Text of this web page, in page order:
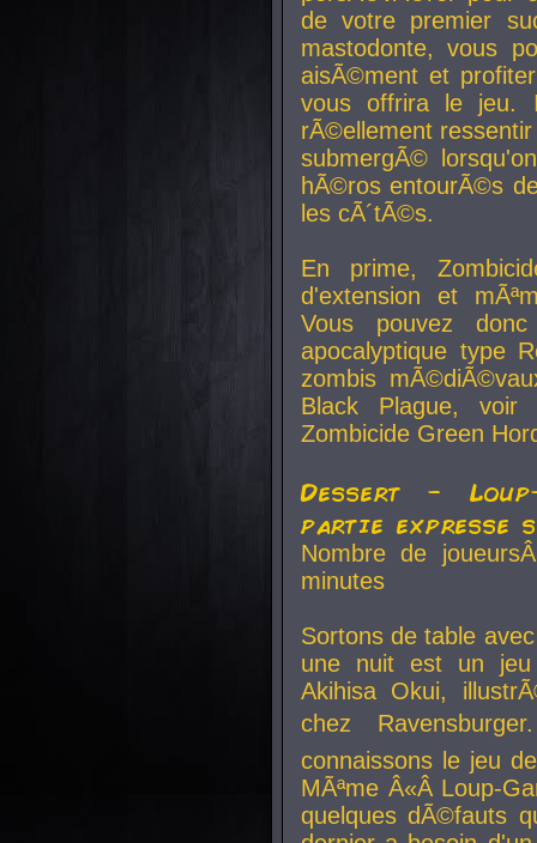
de votre premier
mastodonte, vous
aisÃ©ment et
vous offrira le jeu.
rÃ©ellement
submergÃ©
hÃ©ros entourÃ©s
les cÃ´tÃ©s.
En prime,
d'extension et
Vous pouvez
apocalyptique type
zombis
Black Plague,
Zombicide Green
Dessert -
partie expresse
Nombre de
minutes
Sortons de table
une nuit est un
Akihisa Okui,
chez
connaissons le jeu
MÃªme Â«Â Loup-
quelques dÃ©fauts